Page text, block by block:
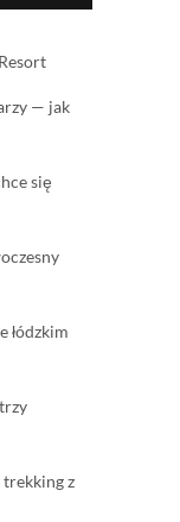
— jak
się
łódzkim
z